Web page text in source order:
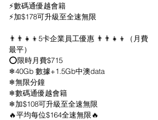
⚡數碼通優越會籍
⚡加$178可升級至全速無限
👨‍👨‍👧‍👦5卡企業員工優惠 👨‍👨‍👧‍👦（月費
最平）
⭕限時月費$715
❄40Gb 數據+1.5Gb中澳data
❄無限分鐘
❄數碼通優越會籍
❄加$108可升級至全速無限
🔥平均每位$164全速無限🔥